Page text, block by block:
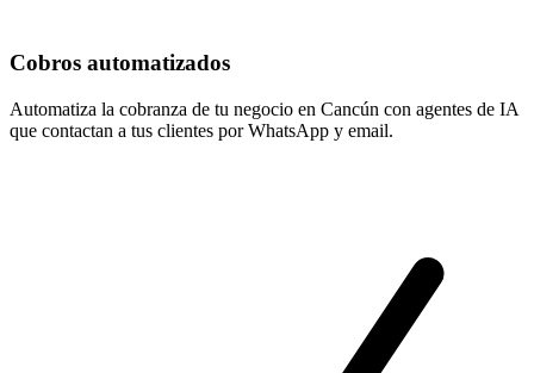
Cobros automatizados
Automatiza la cobranza de tu negocio en Cancún con agentes de IA
que contactan a tus clientes por WhatsApp y email.